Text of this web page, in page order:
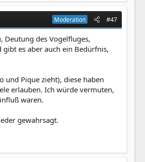
Moderation #47
Deutung des Vogelfluges,
es aber auch ein Bedürfnis,
und Pique zieht), diese haben
erlauben. Ich würde vermuten,
waren.
gewahrsagt.